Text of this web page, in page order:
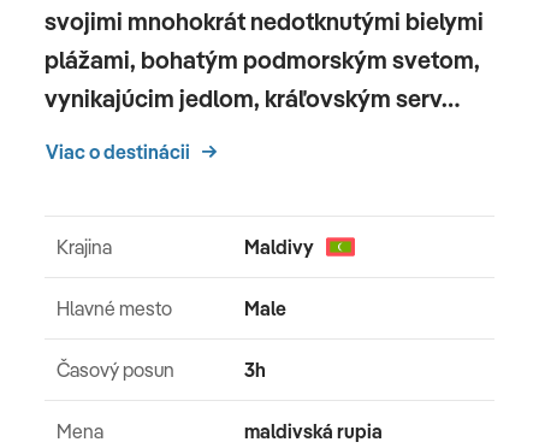
svojimi mnohokrát nedotknutými bielymi
plážami, bohatým podmorským svetom,
vynikajúcim jedlom, kráľovským serv…
Viac o destinácii
Krajina Maldivy
Hlavné mesto Male
Časový posun 3h
Mena maldivská rupia